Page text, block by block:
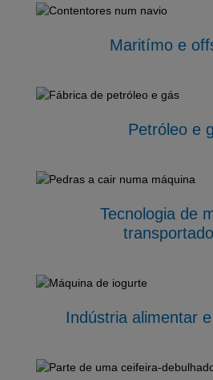
Maritímo e
Petróleo e
Tecnologia de
Indústria alimentar